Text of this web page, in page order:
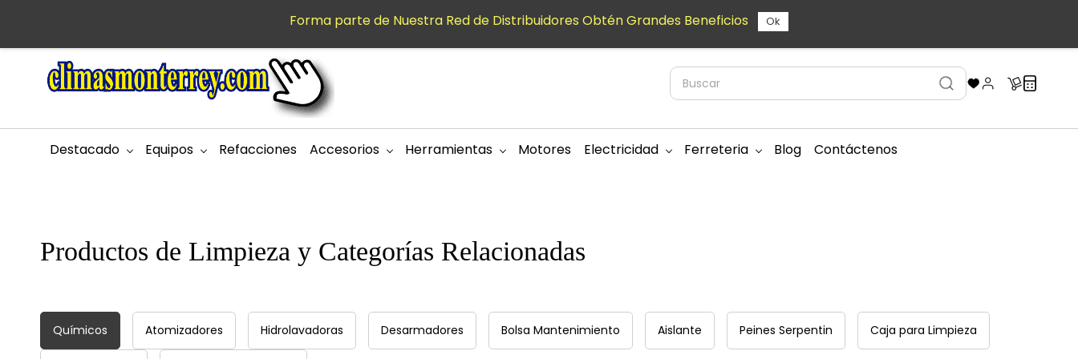
principal
Destacado Equipos Refacciones Accesorios Herramientas Motores Electricidad Ferreteria Blog Contáctenos
Productos de Limpieza y Categorías Relacionadas
Químicos Atomizadores Hidrolavadoras Desarmadores Bolsa Mantenimiento Aislante Peines Serpentin Caja para Limpieza
Forma parte de Nuestra Red de Distribuidores Obtén Grandes Beneficios Ok